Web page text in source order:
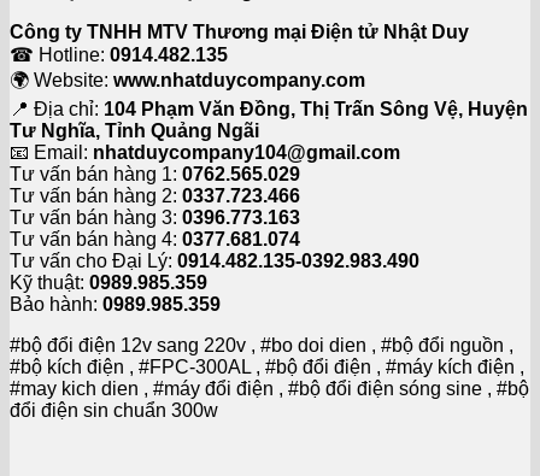
Công ty TNHH MTV Thương mại Điện tử Nhật Duy
☎ Hotline: 0914.482.135
🌍 Website: www.nhatduycompany.com
📍 Địa chỉ: 104 Phạm Văn Đồng, Thị Trấn Sông Vệ, Huyện
Tư Nghĩa, Tỉnh Quảng Ngãi
📧 Email: nhatduycompany104@gmail.com
Tư vấn bán hàng 1: 0762.565.029
Tư vấn bán hàng 2: 0337.723.466
Tư vấn bán hàng 3: 0396.773.163
Tư vấn bán hàng 4: 0377.681.074
Tư vấn cho Đại Lý: 0914.482.135-0392.983.490
Kỹ thuật: 0989.985.359
Bảo hành: 0989.985.359
#bộ đổi điện 12v sang 220v , #bo doi dien , #bộ đổi nguồn ,
#bộ kích điện , #FPC-300AL , #bộ đổi điện , #máy kích điện ,
#may kich dien , #máy đổi điện , #bộ đổi điện sóng sine , #bộ
đổi điện sin chuẩn 300w